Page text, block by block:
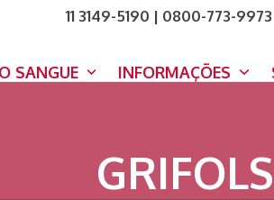
11 3149-5190 | 0800-773-9973
SANGUE INFORMAÇÕES